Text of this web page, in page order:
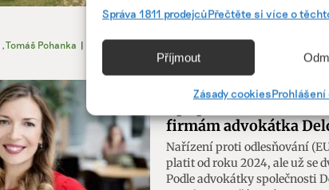
Přiřazování a kombinování údajů z jiných
zařízení, Identifikace zařízení na základě
Používání přesných údajů o zeměpisné
aktivně vyžádaných informací.
Správa 1811 prodejcůPřečtěte si více o
Příjmout
Zásady cookiesProhlášení
odpovídala mluvčí Iveta
Tomáš Pohanka | 09. července 2026 anketa nefinanční
Nespoléhejte na
firmám advokátka
Nařízení proti odlesňování
platit od roku 2024, ale už se
Podle advokátky společnosti